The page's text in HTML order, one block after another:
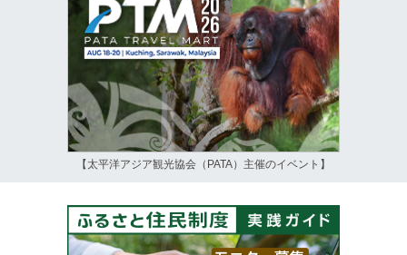
【太平洋アジア観光協会（PATA）主催のイベント】